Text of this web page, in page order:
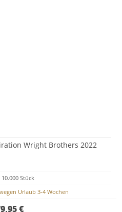
Wright Brothers 2022
Stück
Urlaub 3-4 Wochen
€